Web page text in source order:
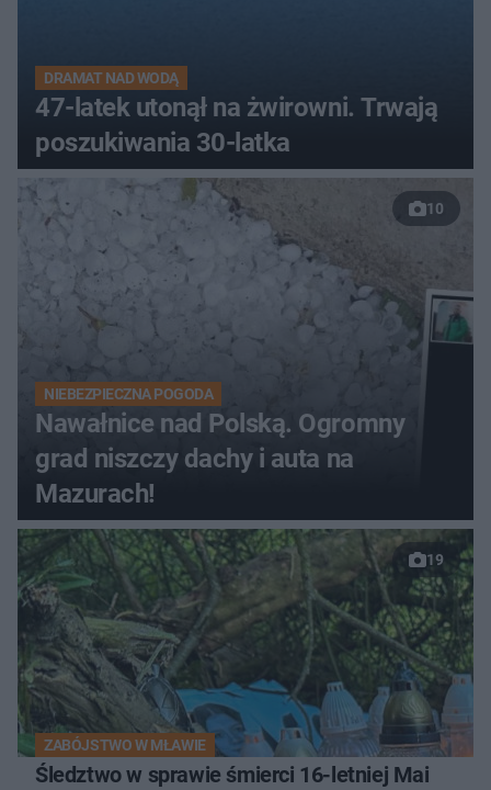
DRAMAT NAD WODĄ
47-latek utonął na żwirowni. Trwają
poszukiwania 30-latka
10
NIEBEZPIECZNA POGODA
Nawałnice nad Polską. Ogromny
grad niszczy dachy i auta na
Mazurach!
19
ZABÓJSTWO W MŁAWIE
Śledztwo w sprawie śmierci 16-letniej Mai